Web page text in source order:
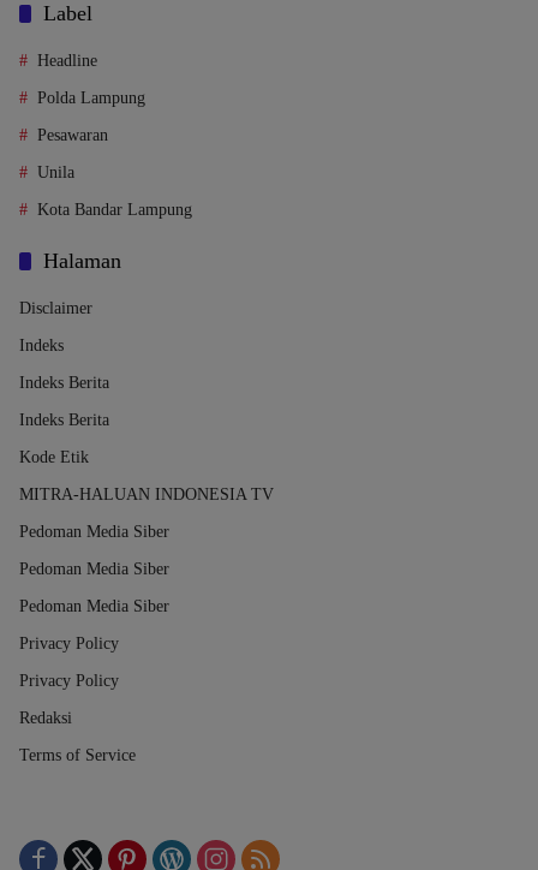
Label
Headline
Polda Lampung
Pesawaran
Unila
Kota Bandar Lampung
Halaman
Disclaimer
Indeks
Indeks Berita
Indeks Berita
Kode Etik
MITRA-HALUAN INDONESIA TV
Pedoman Media Siber
Pedoman Media Siber
Pedoman Media Siber
Privacy Policy
Privacy Policy
Redaksi
Terms of Service